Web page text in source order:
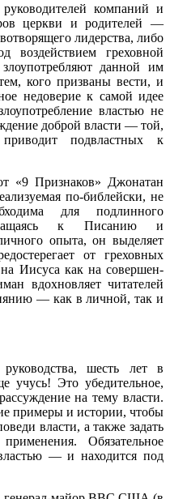
компа­ний и
церкви и родителей —
лидерства, либо
воздействием греховной
данной им
кого призваны вести, и
недоверие к самой идее
властью не
доброй власти — той,
подвластных к
«9 Признаков» Джонатан
по-библейски, не
для подлинного
к Писанию и
опыта, он выделяет
от греховных
Иисуса как на совершен­
вдохновляет читателей
— как в личной, так и
шесть лет в
Это убедительное,
на тему власти.
примеры и истории, чтобы
власти, а также задать
Обязательное
— и находится под